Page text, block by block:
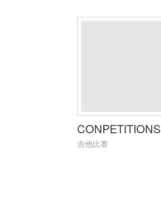
CONPETITIONS
吉他比赛